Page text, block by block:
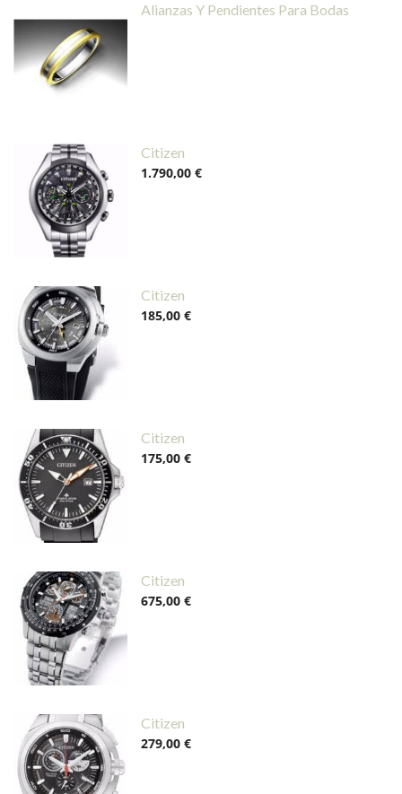
Alianzas Y Pendientes Para Bodas
Citizen
1.790,00 €
Citizen
185,00 €
Citizen
175,00 €
Citizen
675,00 €
Citizen
279,00 €